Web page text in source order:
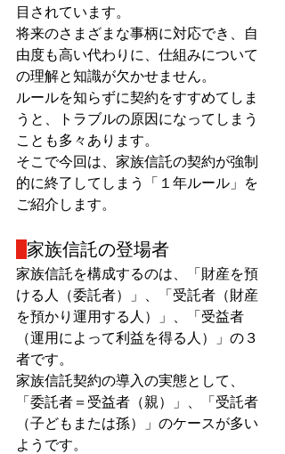
目されています。
将来のさまざまな事柄に対応でき、自
由度も高い代わりに、仕組みについて
の理解と知識が欠かせません。
ルールを知らずに契約をすすめてしま
うと、トラブルの原因になってしまう
ことも多々あります。
そこで今回は、家族信託の契約が強制
的に終了してしまう「１年ルール」を
ご紹介します。
家族信託の登場者
家族信託を構成するのは、「財産を預
ける人（委託者）」、「受託者（財産
を預かり運用する人）」、「受益者
（運用によって利益を得る人）」の３
者です。
家族信託契約の導入の実態として、
「委託者＝受益者（親）」、「受託者
（子どもまたは孫）」のケースが多い
ようです。